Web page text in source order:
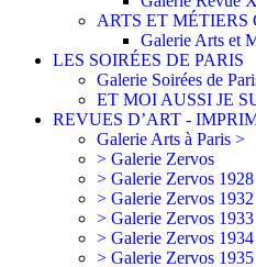
ARTS ET MÉTIERS
Galerie Arts et
LES SOIRÉES DE PARIS
Galerie Soirées de
ET MOI AUSSI JE
REVUES D’ART -
Galerie Arts à Paris >
> Galerie Zervos
> Galerie Zervos 1928
> Galerie Zervos 1932
> Galerie Zervos 1933
> Galerie Zervos 1934
> Galerie Zervos 1935